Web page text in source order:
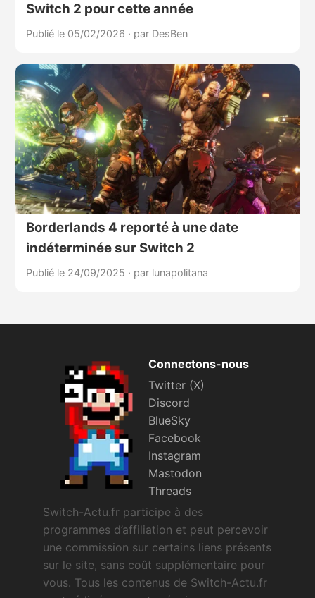
Switch 2 pour cette année
Publié le 05/02/2026 · par DesBen
Borderlands 4 reporté à une date
indéterminée sur Switch 2
Publié le 24/09/2025 · par lunapolitana
Connectons-nous
Twitter (X)
Discord
BlueSky
Facebook
Instagram
Mastodon
Threads
Switch-Actu.fr participe à des
programmes d’affiliation et peut percevoir
une commission sur certains liens présents
sur le site, sans coût supplémentaire pour
vous. Tous les contenus de Switch-Actu.fr